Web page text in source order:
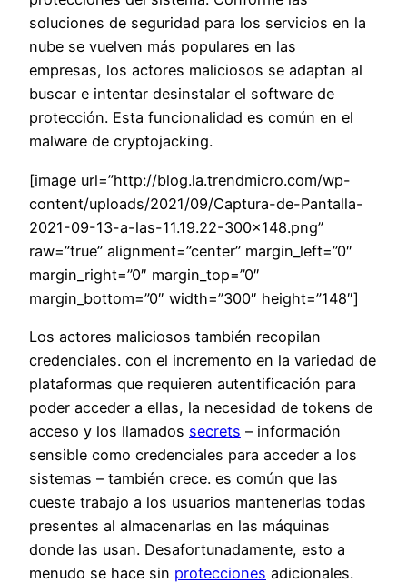
soluciones de seguridad para los servicios en la
nube se vuelven más populares en las
empresas, los actores maliciosos se adaptan al
buscar e intentar desinstalar el software de
protección. Esta funcionalidad es común en el
malware de cryptojacking.
[image url=”http://blog.la.trendmicro.com/wp-
content/uploads/2021/09/Captura-de-Pantalla-
2021-09-13-a-las-11.19.22-300×148.png”
raw=”true” alignment=”center” margin_left=”0″
margin_right=”0″ margin_top=”0″
margin_bottom=”0″ width=”300″ height=”148″]
Los actores maliciosos también recopilan
credenciales. con el incremento en la variedad de
plataformas que requieren autentificación para
poder acceder a ellas, la necesidad de tokens de
acceso y los llamados secrets – información
sensible como credenciales para acceder a los
sistemas – también crece. es común que las
cueste trabajo a los usuarios mantenerlas todas
presentes al almacenarlas en las máquinas
donde las usan. Desafortunadamente, esto a
menudo se hace sin protecciones adicionales.